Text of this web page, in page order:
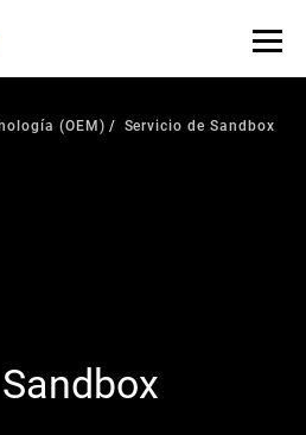
(OEM) Servicio de Sandbox